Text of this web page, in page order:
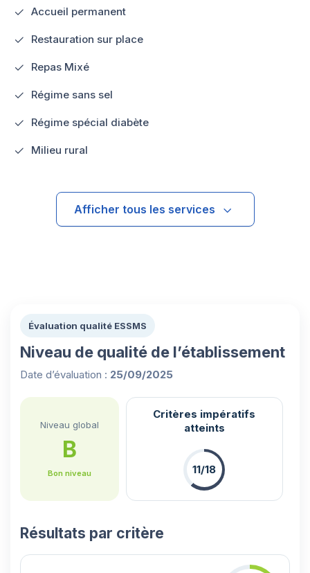
Accueil permanent
Restauration sur place
Repas Mixé
Régime sans sel
Régime spécial diabète
Milieu rural
Afficher tous les services
Évaluation qualité ESSMS
Niveau de qualité de l’établissement
Date d’évaluation : 25/09/2025
Niveau global
B
Bon niveau
Critères impératifs
atteints
11/18
Résultats par critère